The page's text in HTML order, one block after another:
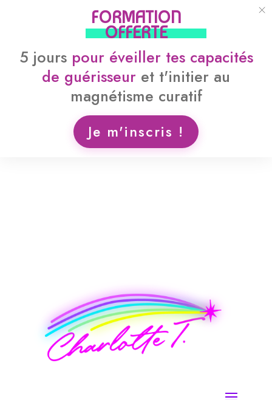
FORMATION
OFFERTE
5 jours pour éveiller tes capacités
de guérisseur et t'initier au
magnétisme curatif
Je m'inscris !